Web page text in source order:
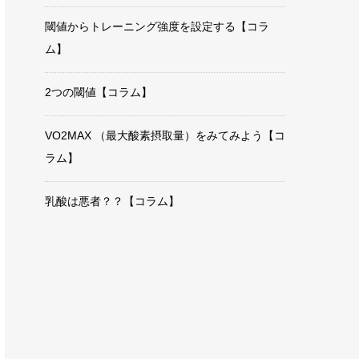
閾値からトレーニング強度を設定する【コラ
ム】
2つの閾値【コラム】
VO2MAX （最大酸素摂取量）をみてみよう【コ
ラム】
乳酸は悪者？？【コラム】